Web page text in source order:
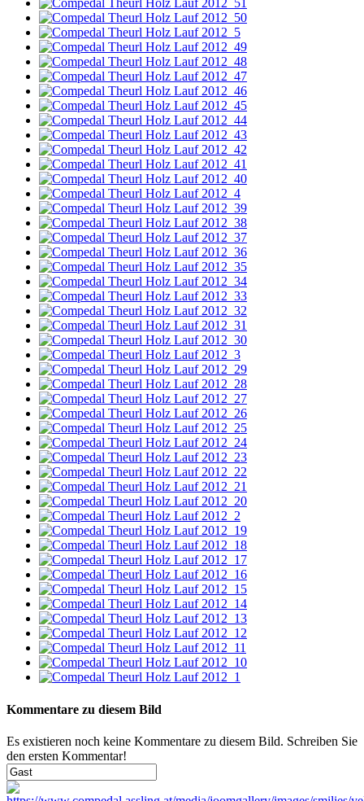
Kommentare zu diesem Bild
Es existieren noch keine Kommentare zu diesem Bild. Schreiben Sie
den ersten Kommentar!